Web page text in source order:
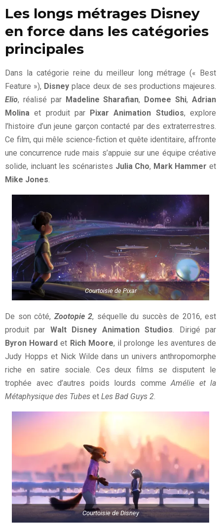
Les longs métrages Disney
en force dans les catégories
principales
Dans la catégorie reine du meilleur long métrage (« Best
Feature »), Disney place deux de ses productions majeures.
Elio, réalisé par Madeline Sharafian, Domee Shi,Adrian
Molina et produit par Pixar Animation Studios, explore
l’histoire d’un jeune garçon contacté par des extraterrestres.
Ce film, qui mêle science-fiction et quête identitaire, affronte
une concurrence rude mais s’appuie sur une équipe créative
solide, incluant les scénaristes Julia Cho, Mark Hammer et
Mike Jones.
Courtoisie de Pixar
De son côté,Zootopie 2, séquelle du succès de 2016, est
produit par Walt Disney Animation Studios. Dirigé par
Byron Howard et Rich Moore, il prolonge les aventures de
Judy Hopps et Nick Wilde dans un univers anthropomorphe
riche en satire sociale. Ces deux films se disputent le
trophée avec d’autres poids lourds commeAmélie et la
Métaphysique des Tubes et Les Bad Guys 2.
Courtoisie de Disney